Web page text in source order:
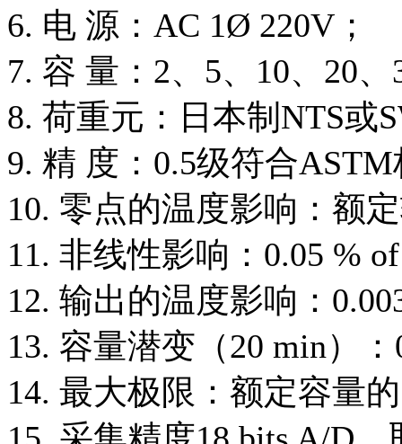
6. 电 源：AC 1Ø 220V；
7. 容 量：2、5、10、20
8. 荷重元：日本制NTS或
9. 精 度：0.5级符合
10. 零点的温度影响：额
11. 非线性影响：0.05 %
12. 输出的温度影响：
13. 容量潜变（20 min）
14. 最大极限：额定容量